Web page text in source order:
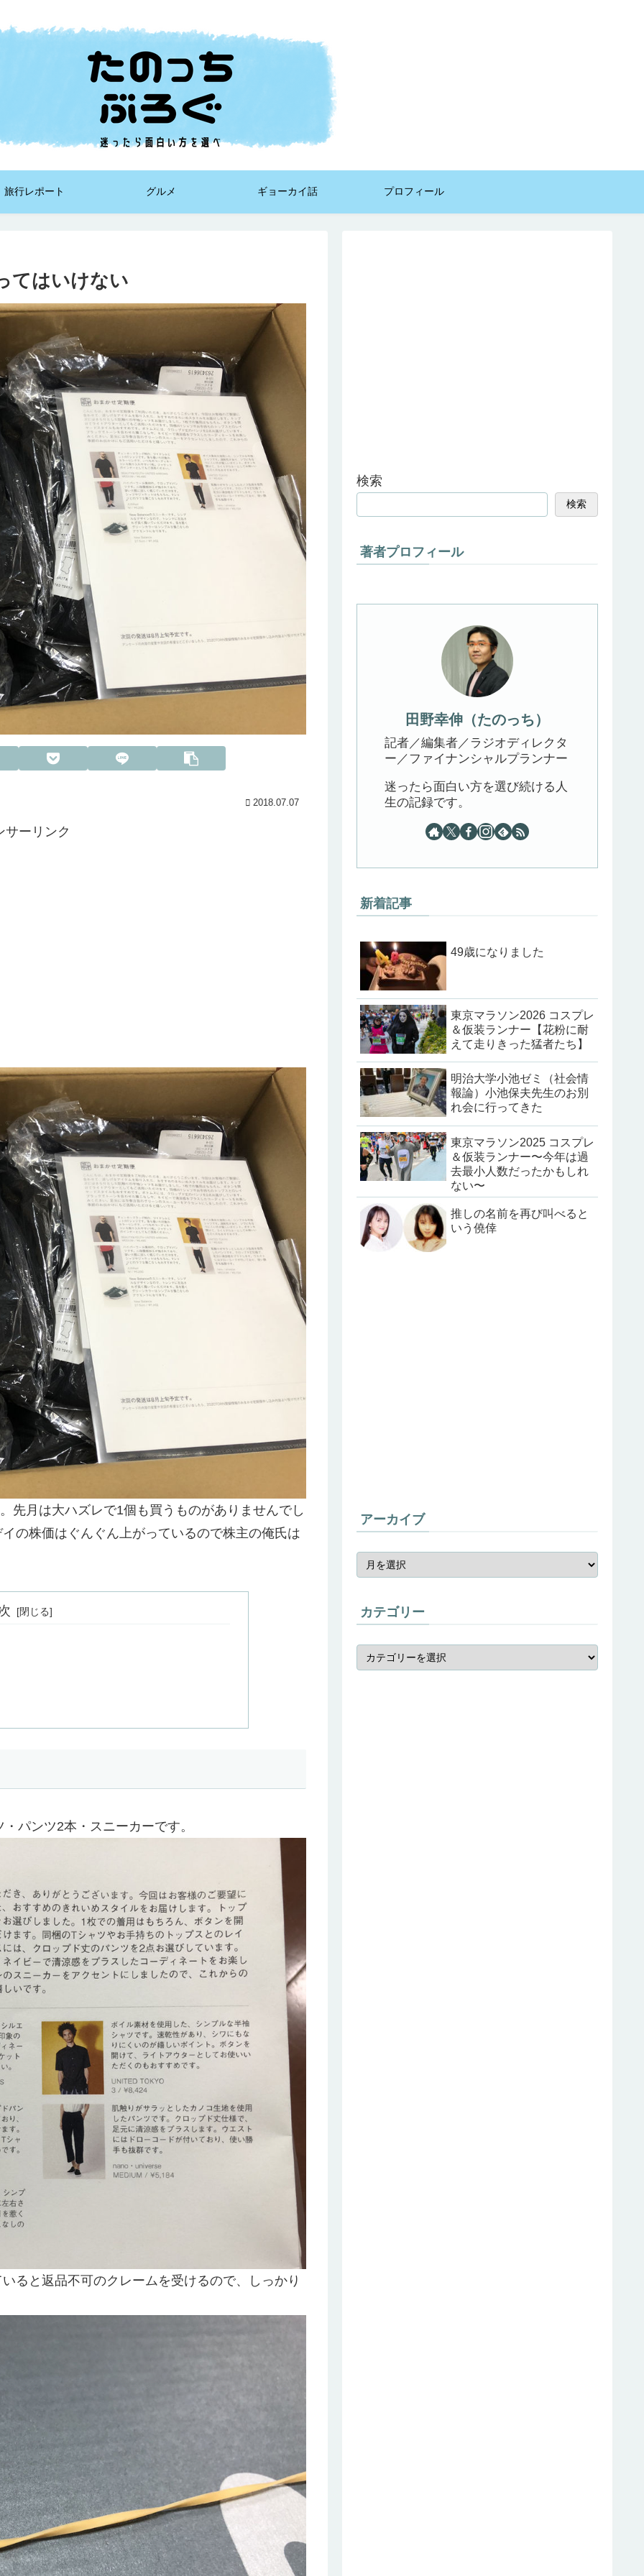
旅行レポート グルメ ギョーカイ話 プロフィール
てはいけない
2018.07.07
サーリンク
先月は大ハズレで1個も買うものがありませんでし
の株価はぐんぐん上がっているので株主の俺氏は
パンツ2本・スニーカーです。
ると返品不可のクレームを受けるので、しっかり
検索
検索
著者プロフィール
田野幸伸（たのっち）
記者／編集者／ラジオディレクタ
ー／ファイナンシャルプランナー
迷ったら面白い方を選び続ける人
生の記録です。
新着記事
49歳になりました
東京マラソン2026 コスプレ
＆仮装ランナー【花粉に耐
えて走りきった猛者たち】
明治大学小池ゼミ（社会情
報論）小池保夫先生のお別
れ会に行ってきた
東京マラソン2025 コスプレ
＆仮装ランナー〜今年は過
去最小人数だったかもしれ
ない〜
推しの名前を再び叫べると
いう僥倖
アーカイブ
カテゴリー